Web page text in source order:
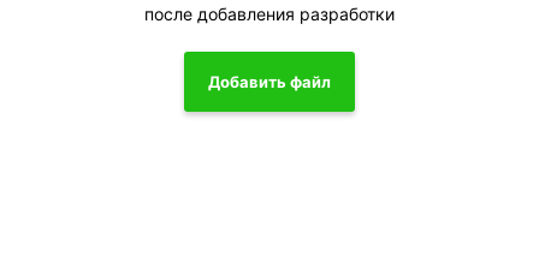
после добавления разработки
Добавить файл